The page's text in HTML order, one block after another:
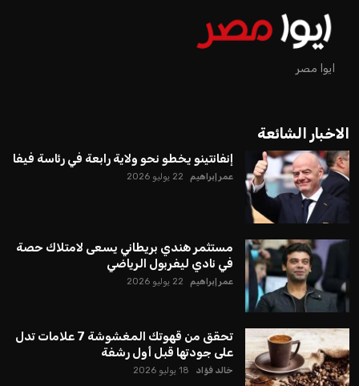
ايوا مصر
الاخبار الشائعة
إنفانتينو يخطو نحو ولاية رابعة في رئاسة فيفا
عمر إبراهيم 22 يوليو 2026
مستثمر هندي بريطاني يسعى لامتلاك حصة
في نادي ليفربول الرياضي
عمر إبراهيم 22 يوليو 2026
تحقق من قهوتك المغشوشة 7 علامات تدل
على جودتها قبل أول رشفة
خالد فؤاد 18 يوليو 2026